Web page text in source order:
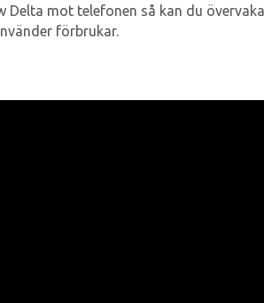
Delta mot telefonen så kan du
förbrukar.